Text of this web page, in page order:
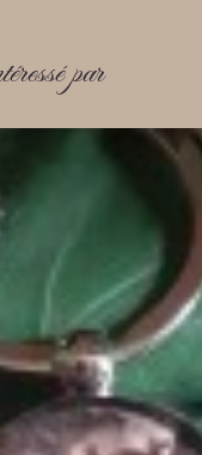
par